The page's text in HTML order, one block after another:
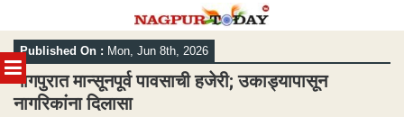
MENU
Skip
to
content
Published On : Mon, Jun 8th, 2026
नागपुरात मान्सूनपूर्व पावसाची हजेरी; उकाड्यापासून
नागरिकांना दिलासा